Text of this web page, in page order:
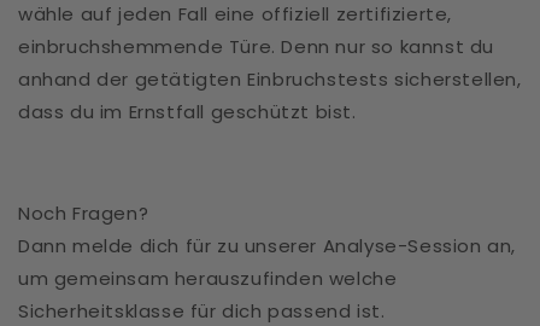
wähle auf jeden Fall eine offiziell zertifizierte,
einbruchshemmende Türe. Denn nur so kannst du
anhand der getätigten Einbruchstests sicherstellen,
dass du im Ernstfall geschützt bist.
Noch Fragen?
Dann melde dich für zu unserer Analyse-Session an,
um gemeinsam herauszufinden welche
Sicherheitsklasse für dich passend ist.